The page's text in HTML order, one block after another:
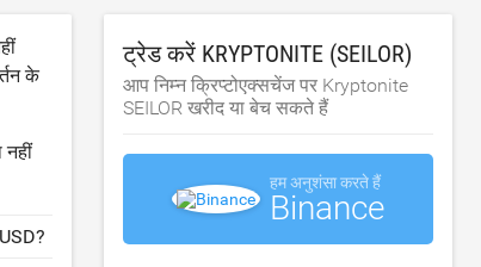
के
USD?
ट्रेड करें KRYPTONITE (SEILOR)
आप निम्न क्रिप्टोएक्सचेंज पर Kryptonite
SEILOR खरीद या बेच सकते हैं
हम अनुशंसा करते हैं
Binance